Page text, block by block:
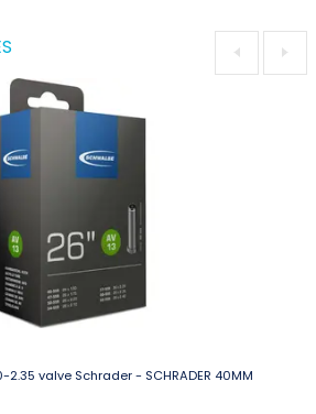
2.35 valve Schrader - SCHRADER 40MM